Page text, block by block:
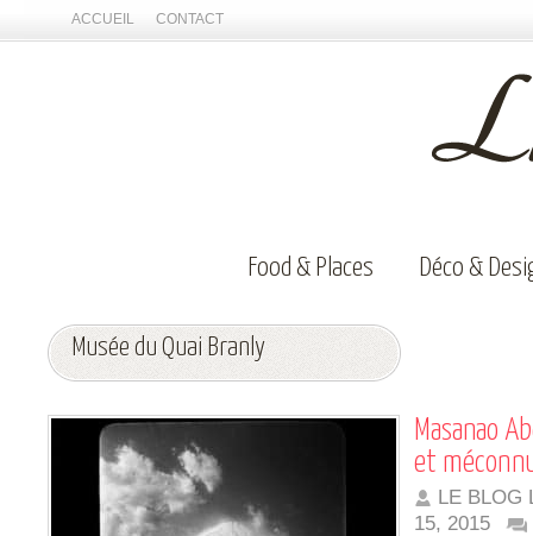
ACCUEIL CONTACT
Food & Places Déco &
Musée du Quai Branly
Masanao
et
LE BLOG
15, 2015